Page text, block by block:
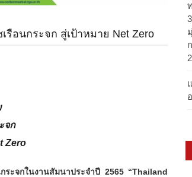
รือนกระจก สู่เป้าหมาย Net Zero
จก
Zero
ระจกในงานสัมนาประจำปี 2565 “Thailand